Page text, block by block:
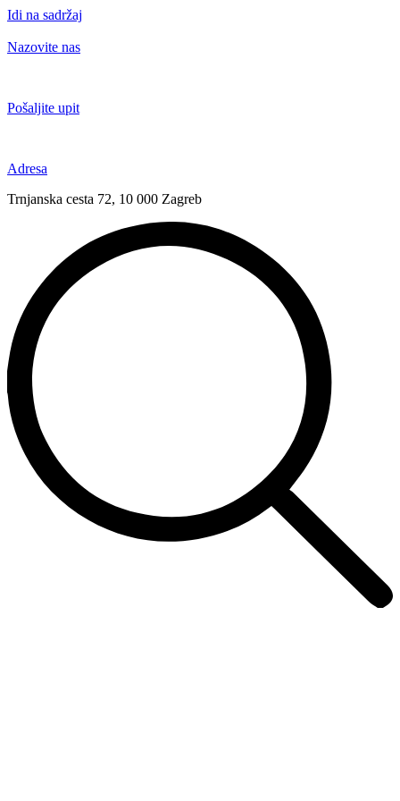
Idi na sadržaj
Nazovite nas
Pošaljite upit
Adresa
Trnjanska cesta 72, 10 000 Zagreb